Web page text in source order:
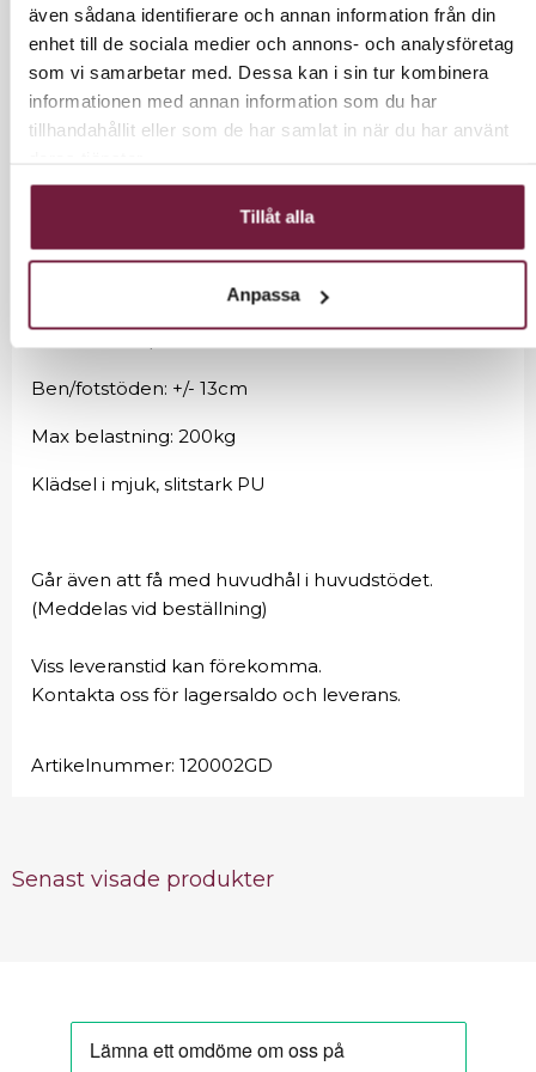
även sådana identifierare och annan information från din
enhet till de sociala medier och annons- och analysföretag
som vi samarbetar med. Dessa kan i sin tur kombinera
informationen med annan information som du har
tillhandahållit eller som de har samlat in när du har använt
Tillåt alla
Anpassa
spabehandlingar.
Höjd: 61-91cm, motor
Lutning 15°, motor
Bredd: 61cm, 84cmmmed armstöden
Ben/fotstöden: +/- 13cm
Max belastning: 200kg
Klädsel i mjuk, slitstark PU
Går även att få med huvudhål i huvudstödet.
(Meddelas vid beställning)
Viss leveranstid kan förekomma.
Kontakta oss för lagersaldo och leverans.
Artikelnummer: 120002GD
Senast visade produkter